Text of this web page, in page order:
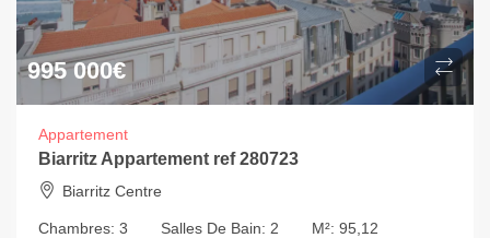
995 000€
Appartement
Biarritz Appartement ref 280723
Biarritz Centre
Chambres: 3 Salles De Bain: 2 M²: 95,12